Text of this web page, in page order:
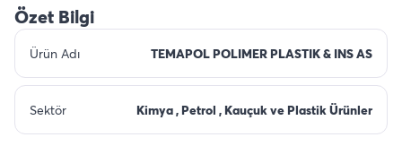
Özet Bilgi
Ürün Adı TEMAPOL POLIMER PLASTIK & INS AS
Sektör Kimya , Petrol , Kauçuk ve Plastik Ürünler